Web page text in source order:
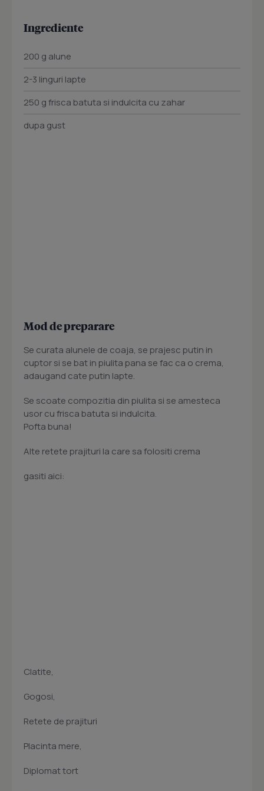
Ingrediente
200 g alune
2-3 linguri lapte
250 g frisca batuta si indulcita cu zahar
dupa gust
Mod de preparare
Se curata alunele de coaja, se prajesc putin in
cuptor si se bat in piulita pana se fac ca o crema,
adaugand cate putin lapte.
Se scoate compozitia din piulita si se amesteca
usor cu frisca batuta si indulcita.
Pofta buna!
Alte retete prajituri la care sa folositi crema
gasiti aici:
Clatite,
Gogosi,
Retete de prajituri
Placinta mere,
Diplomat tort